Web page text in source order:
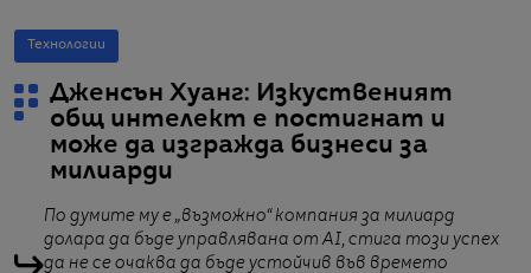
Технологии
Дженсън Хуанг: Изкуственият
общ интелект е постигнат и
може да изгражда бизнеси за
милиарди
По думите му е „възможно“ компания за милиард
долара да бъде управлявана от AI, стига този успех
да не се очаква да бъде устойчив във времето